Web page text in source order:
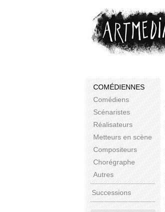
COMÉDIENNES
Comédiens
Scénaristes
Réalisateurs
Metteurs en scène
Compositeurs
Chorégraphe
Autres
Successions